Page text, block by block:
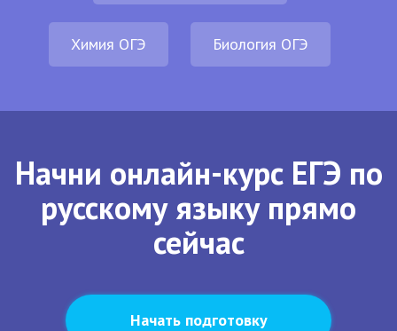
Химия ОГЭ Биология ОГЭ
Начни онлайн-курс ЕГЭ по
русскому языку прямо
сейчас
Начать подготовку